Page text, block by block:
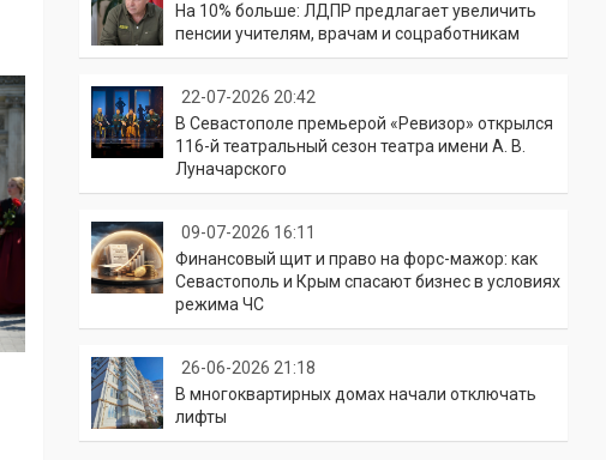
На 10% больше: ЛДПР предлагает увеличить
пенсии учителям, врачам и соцработникам
22-07-2026 20:42
В Севастополе премьерой «Ревизор» открылся
116-й театральный сезон театра имени А. В.
Луначарского
09-07-2026 16:11
Финансовый щит и право на форс-мажор: как
Севастополь и Крым спасают бизнес в условиях
режима ЧС
26-06-2026 21:18
В многоквартирных домах начали отключать
лифты